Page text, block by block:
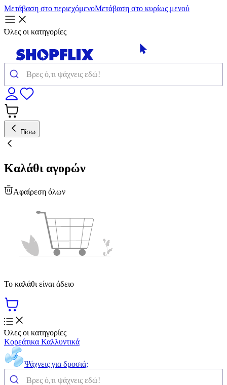
Μετάβαση στο περιεχόμενοΜετάβαση στο κυρίως μενού
Όλες οι κατηγορίες
Πίσω
Καλάθι αγορών
Αφαίρεση όλων
Το καλάθι είναι άδειο
Όλες οι κατηγορίες
Κορεάτικα Καλλυντικά
Ψάχνεις για δροσιά;